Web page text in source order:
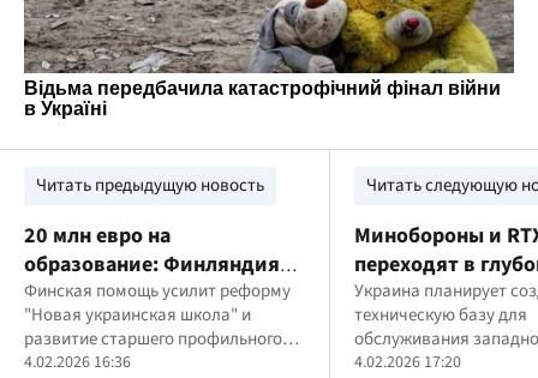
Читать предыдущую новость
20 млн евро на
образование: Финляндия
поможет с реформой
"Новой украинской
школы"
Финская помощь усилит реформу
"Новая украинская школа" и
развитие старшего профильного
образования
4.02.2026 16:36
Читать следующую
Минобороны и
переходят в
кооперацию для
украинской ПВО
Украина планирует
техническую базу для
обслуживания
углубить
4.02.2026 17:20